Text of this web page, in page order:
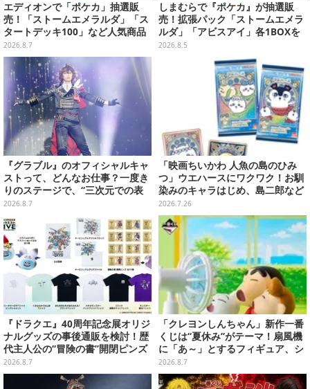
エディオンで「ポケカ」抽選販
売！「ストームエメラルダ」「ス
タートデッキ100」など人気商品
が対象
2026.8.7
しまむらで『ポケカ』が抽選販
売！拡張パック「ストームエメラ
ルダ」「アビスアイ」各1BOXを
ラインナップ
2026.8.5
『グラブル』のオフィシャルキャ
ストって、どんなお仕事？一度き
りのステージで、“三次元での表
現”に全力を懸けるキャスト陣の
舞台裏【インタビュー】
2026.8.7
「映画ちいかわ 人魚の島のひみ
つ」ウエハースにワクワク！お馴
染みのキャラはじめ、島二郎など
セイレーン編カード全22種
2026.7.26
『ドラクエ』40周年記念展オリジ
ナルグッズの事後通販を検討！歴
代主人公の“冒険の書”開閉ピンズ
をはじめ、ユニークなＴシャツや
雑貨など
2026.8.7
「クレヨンしんちゃん」新作一番
くじは“夏休み”がテーマ！扇風機
に「あ～」とするフィギュア、シ
ロのボウル皿など嬉しいラインナ
ップ
2026.8.7